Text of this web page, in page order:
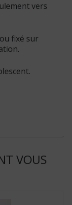
vers
fixé sur
VOUS